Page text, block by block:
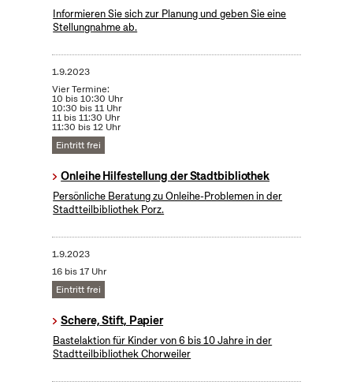
Informieren Sie sich zur Planung und geben Sie eine
Stellungnahme ab.
1.9.2023
Vier Termine:
10 bis 10:30 Uhr
10:30 bis 11 Uhr
11 bis 11:30 Uhr
11:30 bis 12 Uhr
Eintritt frei
Onleihe Hilfestellung der Stadtbibliothek
Persönliche Beratung zu Onleihe-Problemen in der
Stadtteilbibliothek Porz.
1.9.2023
16 bis 17 Uhr
Eintritt frei
Schere, Stift, Papier
Bastelaktion für Kinder von 6 bis 10 Jahre in der
Stadtteilbibliothek Chorweiler